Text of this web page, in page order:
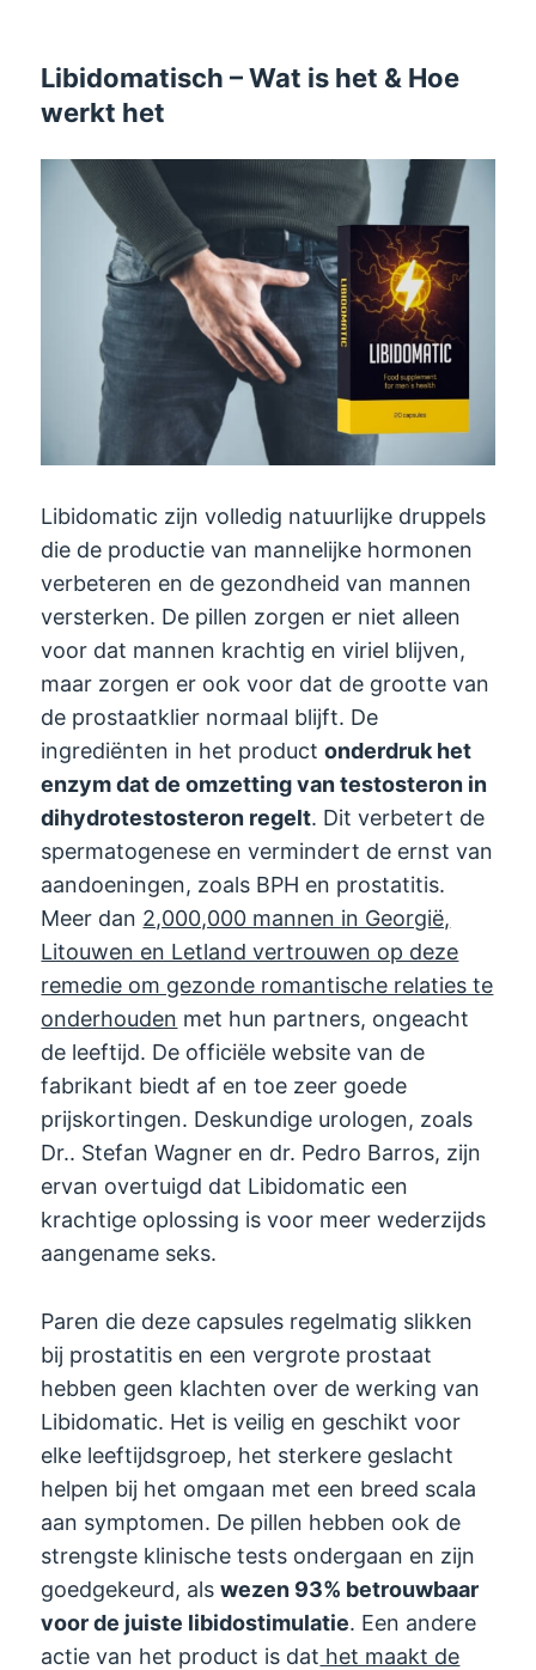
Libidomatisch – Wat is het & Hoe
werkt het
Libidomatic zijn volledig natuurlijke druppels
die de productie van mannelijke hormonen
verbeteren en de gezondheid van mannen
versterken. De pillen zorgen er niet alleen
voor dat mannen krachtig en viriel blijven,
maar zorgen er ook voor dat de grootte van
de prostaatklier normaal blijft. De
ingrediënten in het productonderdruk het
enzym dat de omzetting van testosteron in
dihydrotestosteron regelt. Dit verbetert de
spermatogenese en vermindert de ernst van
aandoeningen, zoals BPH en prostatitis.
Meer dan 2,000,000 mannen in Georgië,
Litouwen en Letland vertrouwen op deze
remedie om gezonde romantische relaties te
onderhouden met hun partners, ongeacht
de leeftijd. De officiële website van de
fabrikant biedt af en toe zeer goede
prijskortingen. Deskundige urologen, zoals
Dr.. Stefan Wagner en dr. Pedro Barros, zijn
ervan overtuigd dat Libidomatic een
krachtige oplossing is voor meer wederzijds
aangename seks.
Paren die deze capsules regelmatig slikken
bij prostatitis en een vergrote prostaat
hebben geen klachten over de werking van
Libidomatic. Het is veilig en geschikt voor
elke leeftijdsgroep, het sterkere geslacht
helpen bij het omgaan met een breed scala
aan symptomen. De pillen hebben ook de
strengste klinische tests ondergaan en zijn
goedgekeurd, alswezen 93% betrouwbaar
voor de juiste libidostimulatie. Een andere
actie van het product is dat het maakt de